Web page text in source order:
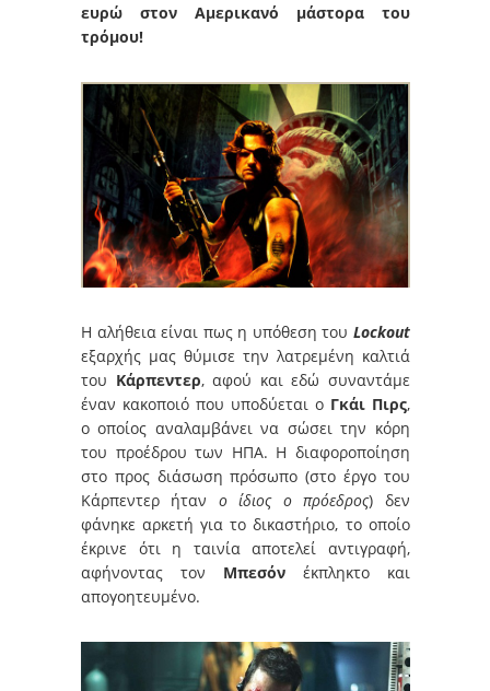
ευρώ στον Αμερικανό μάστορα του
τρόμου!
Η αλήθεια είναι πως η υπόθεση του Lockout
εξαρχής μας θύμισε την λατρεμένη καλτιά
του Κάρπεντερ, αφού και εδώ συναντάμε
έναν κακοποιό που υποδύεται ο Γκάι Πιρς,
ο οποίος αναλαμβάνει να σώσει την κόρη
του προέδρου των ΗΠΑ. Η διαφοροποίηση
στο προς διάσωση πρόσωπο (στο έργο του
Κάρπεντερ ήταν ο ίδιος ο πρόεδρος) δεν
φάνηκε αρκετή για το δικαστήριο, το οποίο
έκρινε ότι η ταινία αποτελεί αντιγραφή,
αφήνοντας τον Μπεσόνέκπληκτο και
απογοητευμένο.